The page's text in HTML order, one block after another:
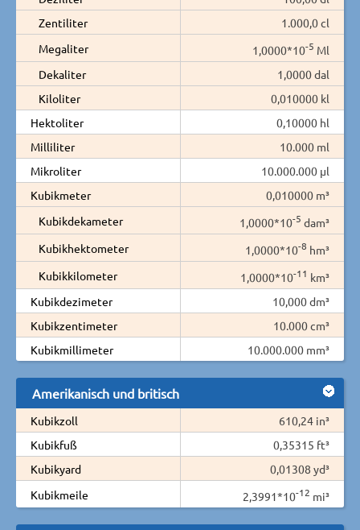
Zentiliter
1.000,0 cl
Megaliter
1,0000*10-5 Ml
Dekaliter
1,0000 dal
Kiloliter
0,010000 kl
Hektoliter
0,10000 hl
Milliliter
10.000 ml
Mikroliter
10.000.000 µl
Kubikmeter
0,010000 m³
Kubikdekameter
1,0000*10-5 dam³
Kubikhektometer
1,0000*10-8 hm³
Kubikkilometer
1,0000*10-11 km³
Kubikdezimeter
10,000 dm³
Kubikzentimeter
10.000 cm³
Kubikmillimeter
10.000.000 mm³
Amerikanisch und britisch
Kubikzoll
610,24 in³
Kubikfuß
0,35315 ft³
Kubikyard
0,01308 yd³
Kubikmeile
2,3991*10-12 mi³